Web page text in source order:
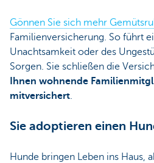
Gönnen Sie sich mehr
Familienversicherung. So führt
Unachtsamkeit oder des
Sorgen. Sie schließen die
Ihnen wohnende
mitversichert.
Sie adoptieren einen
Hunde bringen Leben ins Haus,